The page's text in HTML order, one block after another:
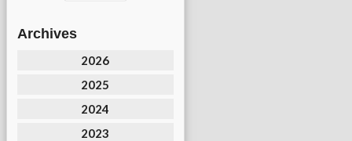
Archives
2026
2025
2024
2023